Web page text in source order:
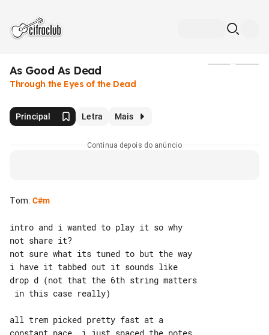
As Good As Dead
Through the Eyes of the Dead
Principal Letra Mais
Continua depois do anúncio
Tom: C#m
intro and i wanted to play it so why
not share it?
not sure what its tuned to but the way
i have it tabbed out it sounds like
drop d (not that the 6th string matters
all trem picked pretty fast at a